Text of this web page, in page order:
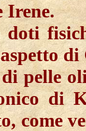
Irene.
pelle
di
come